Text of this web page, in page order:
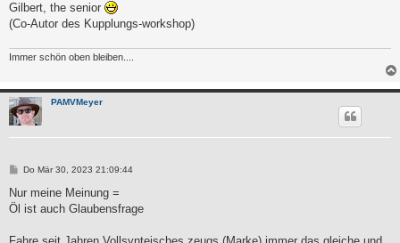
Gilbert, the senior
(Co-Autor des Kupplungs-workshop)
Immer schön oben bleiben....
PAMVMeyer
B
r
Do Mär 30, 2023 21:09:44
Nur meine Meinung =
Öl ist auch Glaubensfrage